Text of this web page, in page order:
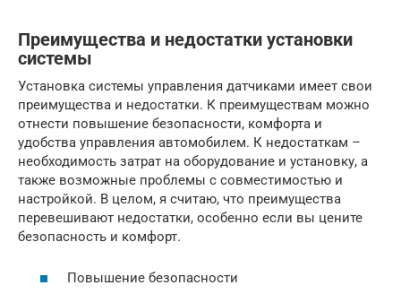
Преимущества и недостатки установки
системы
Установка системы управления датчиками имеет свои
преимущества и недостатки. К преимуществам можно
отнести повышение безопасности, комфорта и
удобства управления автомобилем. К недостаткам –
необходимость затрат на оборудование и установку, а
также возможные проблемы с совместимостью и
настройкой. В целом, я считаю, что преимущества
перевешивают недостатки, особенно если вы цените
безопасность и комфорт.
Повышение безопасности